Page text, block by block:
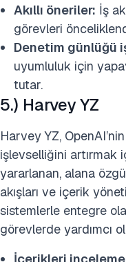
Akıllı öneriler: İş
görevleri
Denetim günlüğü
uyumluluk için
tutar.
5.) Harvey YZ
Harvey YZ,
işlevselliğini artırmak
yararlanan, alana
akışları ve içerik
sistemlerle entegre
görevlerde yardımcı